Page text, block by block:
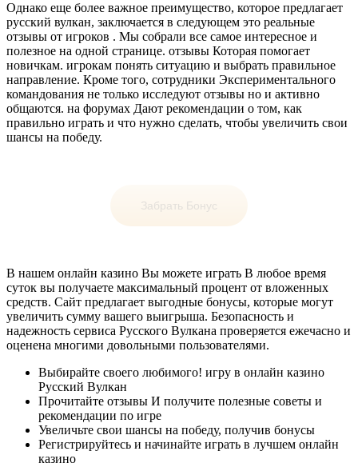
Однако еще более важное преимущество, которое предлагает
русский вулкан, заключается в следующем это реальные
отзывы от игроков . Мы собрали все самое интересное и
полезное на одной странице. отзывы Которая помогает
новичкам. игрокам понять ситуацию и выбрать правильное
направление. Кроме того, сотрудники Экспериментального
командования не только исследуют отзывы но и активно
общаются. на форумах Дают рекомендации о том, как
правильно играть и что нужно сделать, чтобы увеличить свои
шансы на победу.
Забрать Бонус
В нашем онлайн казино Вы можете играть В любое время
суток вы получаете максимальный процент от вложенных
средств. Сайт предлагает выгодные бонусы, которые могут
увеличить сумму вашего выигрыша. Безопасность и
надежность сервиса Русского Вулкана проверяется ежечасно и
оценена многими довольными пользователями.
Выбирайте своего любимого! игру в онлайн казино
Русский Вулкан
Прочитайте отзывы И получите полезные советы и
рекомендации по игре
Увеличьте свои шансы на победу, получив бонусы
Регистрируйтесь и начинайте играть в лучшем онлайн
казино